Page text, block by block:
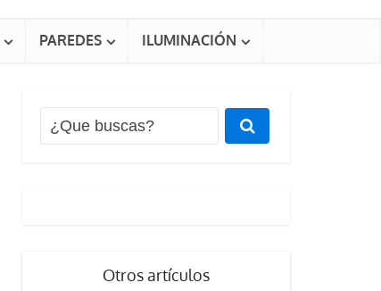
PAREDES ILUMINACIÓN
Otros artículos